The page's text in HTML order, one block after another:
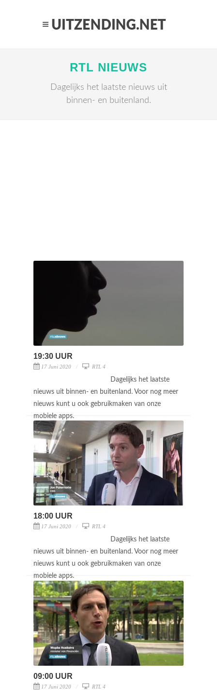
RTL NIEUWS
Dagelijks het laatste nieuws uit
binnen- en buitenland.
19:30 UUR
17 Juni 2020 RTL 4
Dagelijks het laatste
nieuws uit binnen- en buitenland. Voor nog meer
nieuws kunt u ook gebruikmaken van onze
mobiele apps.
18:00 UUR
17 Juni 2020 RTL 4
Dagelijks het laatste
nieuws uit binnen- en buitenland. Voor nog meer
nieuws kunt u ook gebruikmaken van onze
mobiele apps.
09:00 UUR
17 Juni 2020 RTL 4